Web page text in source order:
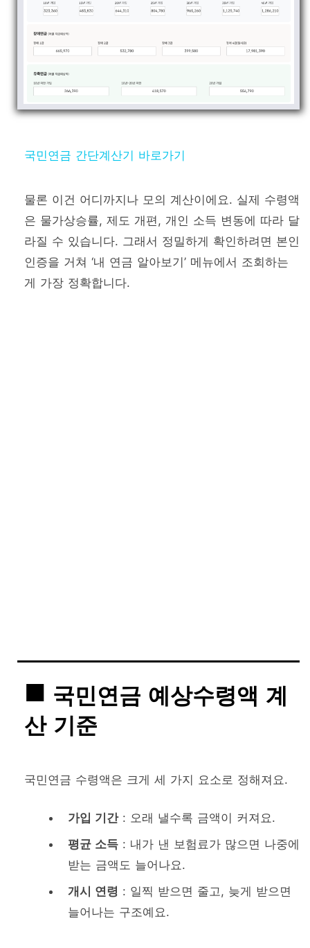
국민연금 간단계산기 바로가기
물론 이건 어디까지나 모의 계산이에요. 실제 수령액
은 물가상승률, 제도 개편, 개인 소득 변동에 따라 달
라질 수 있습니다. 그래서 정밀하게 확인하려면 본인
인증을 거쳐 ‘내 연금 알아보기’ 메뉴에서 조회하는
게 가장 정확합니다.
국민연금 예상수령액 계
산 기준
국민연금 수령액은 크게 세 가지 요소로 정해져요.
가입 기간: 오래 낼수록 금액이 커져요.
평균 소득: 내가 낸 보험료가 많으면 나중에
받는 금액도 늘어나요.
개시 연령 : 일찍 받으면 줄고, 늦게 받으면
늘어나는 구조예요.